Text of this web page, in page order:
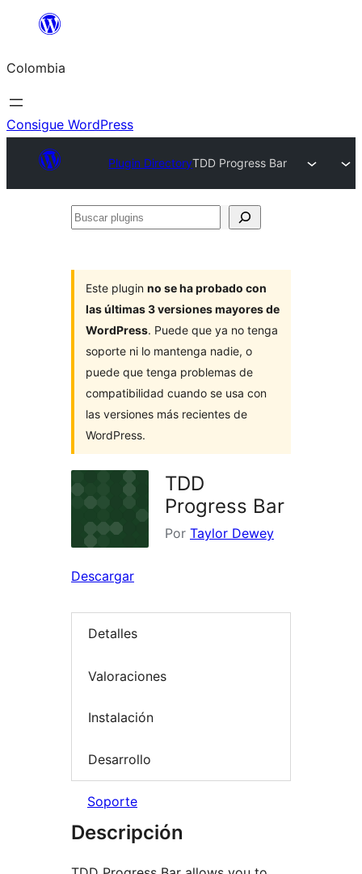
Saltar
contenido
Colombia
Consigue WordPress
Plugin DirectoryTDD Progress Bar
Buscar
Este plugin no se ha probado con
las últimas 3 versiones mayores de
WordPress. Puede que ya no tenga
soporte ni lo mantenga nadie, o
puede que tenga problemas de
compatibilidad cuando se usa con
las versiones más recientes de
WordPress.
TDD
Progress Bar
Por Taylor Dewey
Descargar
Detalles
Valoraciones
Instalación
Desarrollo
Soporte
Descripción